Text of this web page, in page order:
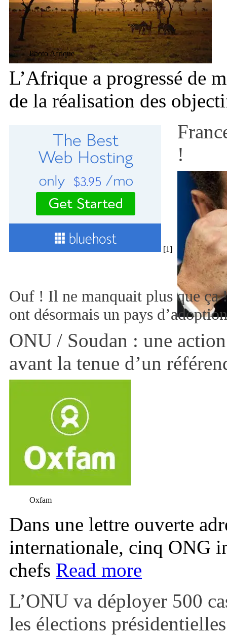
Photo Afrique
L’Afrique a progressé de
de la réalisation des
[1]
!
Ouf ! Il ne manquait plus que ça
ont désormais un pays
ONU / Soudan : une
avant la tenue d’un
Oxfam
Dans une lettre ouverte
internationale, cinq ONG
chefs Read more
L’ONU va déployer 500
les élections